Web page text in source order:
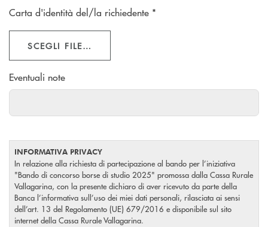
Carta d'identità del/la richiedente *
SCEGLI FILE…
Eventuali note
INFORMATIVA PRIVACY
In relazione alla richiesta di partecipazione al bando per l’iniziativa
"Bando di concorso borse di studio 2025" promossa dalla Cassa Rurale
Vallagarina, con la presente dichiaro di aver ricevuto da parte della
Banca l’informativa sull’uso dei miei dati personali, rilasciata ai sensi
dell’art. 13 del Regolamento (UE) 679/2016 e disponibile sul sito
internet della Cassa Rurale Vallagarina.